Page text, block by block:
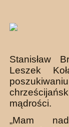
Stanisław
Leszek
poszukiwaniu
mądrości.
„Mam